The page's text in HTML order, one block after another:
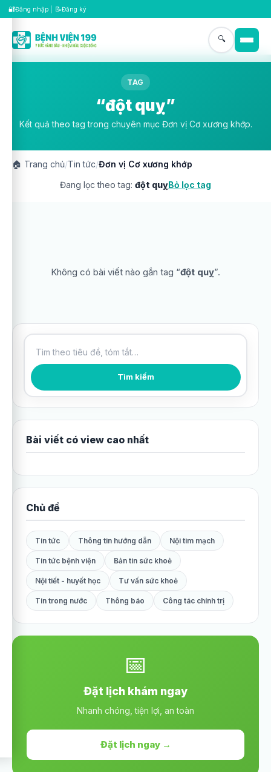
🔐Đăng nhập 📝Đăng ký
🔍
TAG
“đột quỵ”
Kết quả theo tag trong chuyên mục Đơn vị Cơ xương khớp.
🏠 Trang chủ/Tin tức/Đơn vị Cơ xương khớp
Đang lọc theo tag: đột quỵBỏ lọc tag
Không có bài viết nào gắn tag “đột quỵ”.
Tìm kiếm bài viết Tìm kiếm
Bài viết có view cao nhất
Chủ đề
Tin tức Thông tin hướng dẫn Nội tim mạch
Tin tức bệnh viện Bản tin sức khoẻ
Nội tiết - huyết học Tư vấn sức khoẻ
Tin trong nước Thông báo Công tác chính trị
📅
Đặt lịch khám ngay
Nhanh chóng, tiện lợi, an toàn
Đặt lịch ngay →